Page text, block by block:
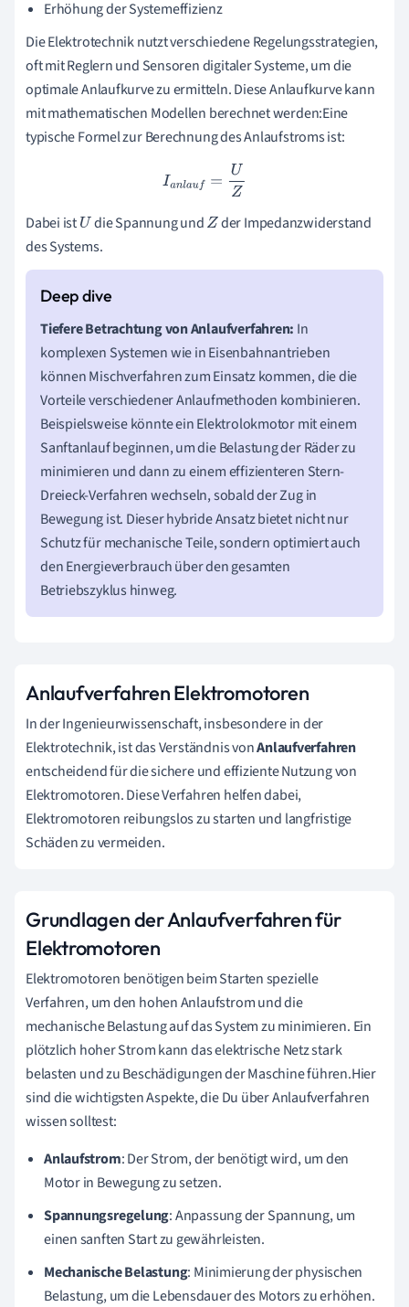
Erhöhung der Systemeffizienz
Die Elektrotechnik nutzt verschiedene Regelungsstrategien,
oft mit Reglern und Sensoren digitaler Systeme, um die
optimale Anlaufkurve zu ermitteln. Diese Anlaufkurve kann
mit mathematischen Modellen berechnet werden:Eine
typische Formel zur Berechnung des Anlaufstroms ist:
n u f=UZ
Dabei istU die Spannung undZ der Impedanzwiderstand
des Systems.
Tiefere Betrachtung von Anlaufverfahren: In
komplexen Systemen wie in Eisenbahnantrieben
können Mischverfahren zum Einsatz kommen, die die
Vorteile verschiedener Anlaufmethoden kombinieren.
Beispielsweise könnte ein Elektrolokmotor mit einem
Sanftanlauf beginnen, um die Belastung der Räder zu
minimieren und dann zu einem effizienteren Stern-
Dreieck-Verfahren wechseln, sobald der Zug in
Bewegung ist. Dieser hybride Ansatz bietet nicht nur
Schutz für mechanische Teile, sondern optimiert auch
den Energieverbrauch über den gesamten
Betriebszyklus hinweg.
Anlaufverfahren Elektromotoren
In der Ingenieurwissenschaft, insbesondere in der
Elektrotechnik, ist das Verständnis vonAnlaufverfahren
entscheidend für die sichere und effiziente Nutzung von
Elektromotoren. Diese Verfahren helfen dabei,
Elektromotoren reibungslos zu starten und langfristige
Schäden zu vermeiden.
Grundlagen der Anlaufverfahren für
Elektromotoren
Elektromotoren benötigen beim Starten spezielle
Verfahren, um den hohen Anlaufstrom und die
mechanische Belastung auf das System zu minimieren. Ein
plötzlich hoher Strom kann das elektrische Netz stark
belasten und zu Beschädigungen der Maschine führen.Hier
sind die wichtigsten Aspekte, die Du über Anlaufverfahren
wissen solltest:
Anlaufstrom: Der Strom, der benötigt wird, um den
Motor in Bewegung zu setzen.
Spannungsregelung: Anpassung der Spannung, um
einen sanften Start zu gewährleisten.
Mechanische Belastung: Minimierung der physischen
Belastung, um die Lebensdauer des Motors zu erhöhen.